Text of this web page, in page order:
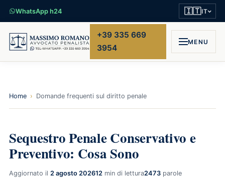
WhatsApp h24 🇮🇹IT
+39 335 669
3954
MENU
Home › Domande frequenti sul diritto penale
Sequestro Penale Conservativo e
Preventivo: Cosa Sono
Aggiornato il 2 agosto 202612 min di lettura2473 parole